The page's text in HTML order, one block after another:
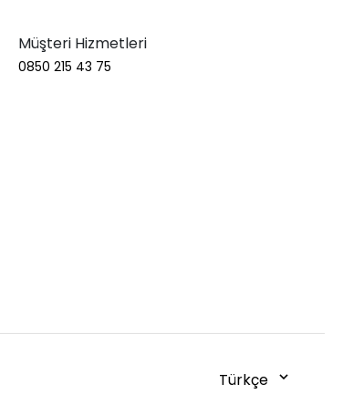
Müşteri Hizmetleri
0850 215 43 75